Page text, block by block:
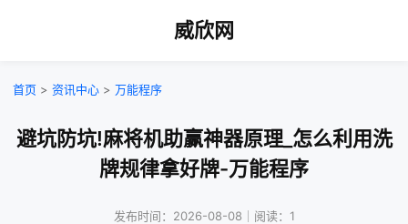
威欣网
首页 > 资讯中心 > 万能程序
避坑防坑!麻将机助赢神器原理_怎么利用洗
牌规律拿好牌-万能程序
发布时间：2026-08-08｜阅读：1